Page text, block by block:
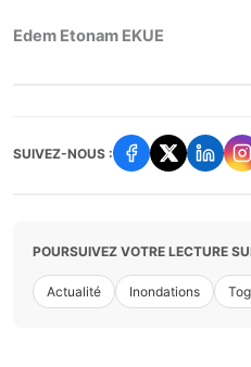
Edem Etonam EKUE
SUIVEZ-NOUS :
POURSUIVEZ VOTRE LECTURE
Actualité Inondations